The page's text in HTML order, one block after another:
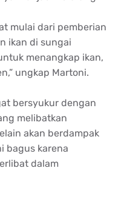
mulai dari pemberian
ikan di sungai
menangkap ikan,
ungkap Martoni.
bersyukur dengan
melibatkan
akan berdampak
bagus karena
dalam